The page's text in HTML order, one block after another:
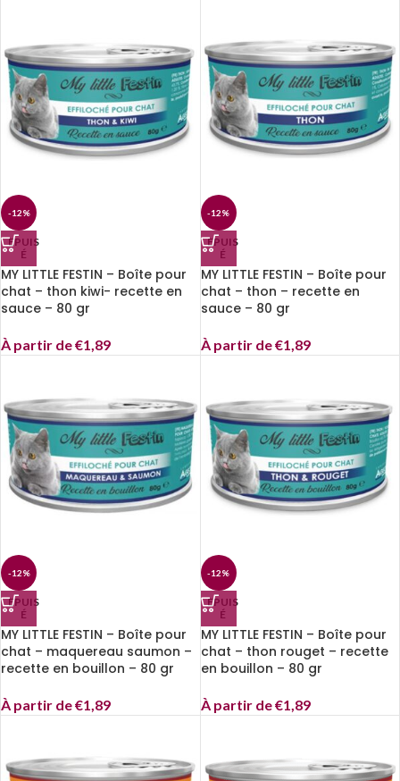
-12%
EPUIS
É
MY LITTLE FESTIN – Boîte pour
chat – thon kiwi- recette en
sauce – 80 gr
À partir de€1,89
-12%
EPUIS
É
MY LITTLE FESTIN – Boîte pour
chat – thon – recette en
sauce – 80 gr
À partir de€1,89
-12%
EPUIS
É
MY LITTLE FESTIN – Boîte pour
chat – maquereau saumon –
recette en bouillon – 80 gr
À partir de€1,89
-12%
EPUIS
É
MY LITTLE FESTIN – Boîte pour
chat – thon rouget – recette
en bouillon – 80 gr
À partir de€1,89